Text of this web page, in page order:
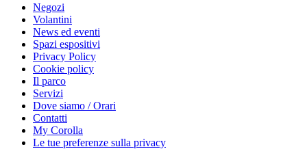
Negozi
Volantini
News ed eventi
Spazi espositivi
Privacy Policy
Cookie policy
Il parco
Servizi
Dove siamo / Orari
Contatti
My Corolla
Le tue preferenze sulla privacy